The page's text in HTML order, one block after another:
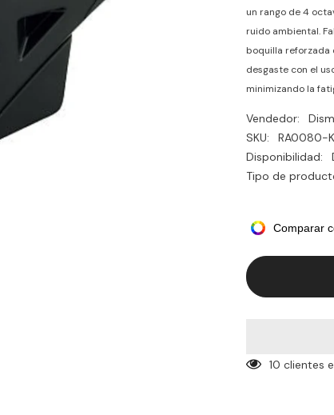
un rango de 4
ruido ambiental.
boquilla reforzada
desgaste con el
minimizando la
Vendedor:
SKU:
RA0080-
Disponibilidad:
Tipo de
Comparar
10 clientes